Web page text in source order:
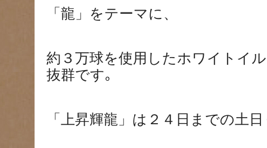
「龍」をテーマに、
約３万球を使用したホワイトイ
抜群です｡
「上昇輝龍」は２４日までの土